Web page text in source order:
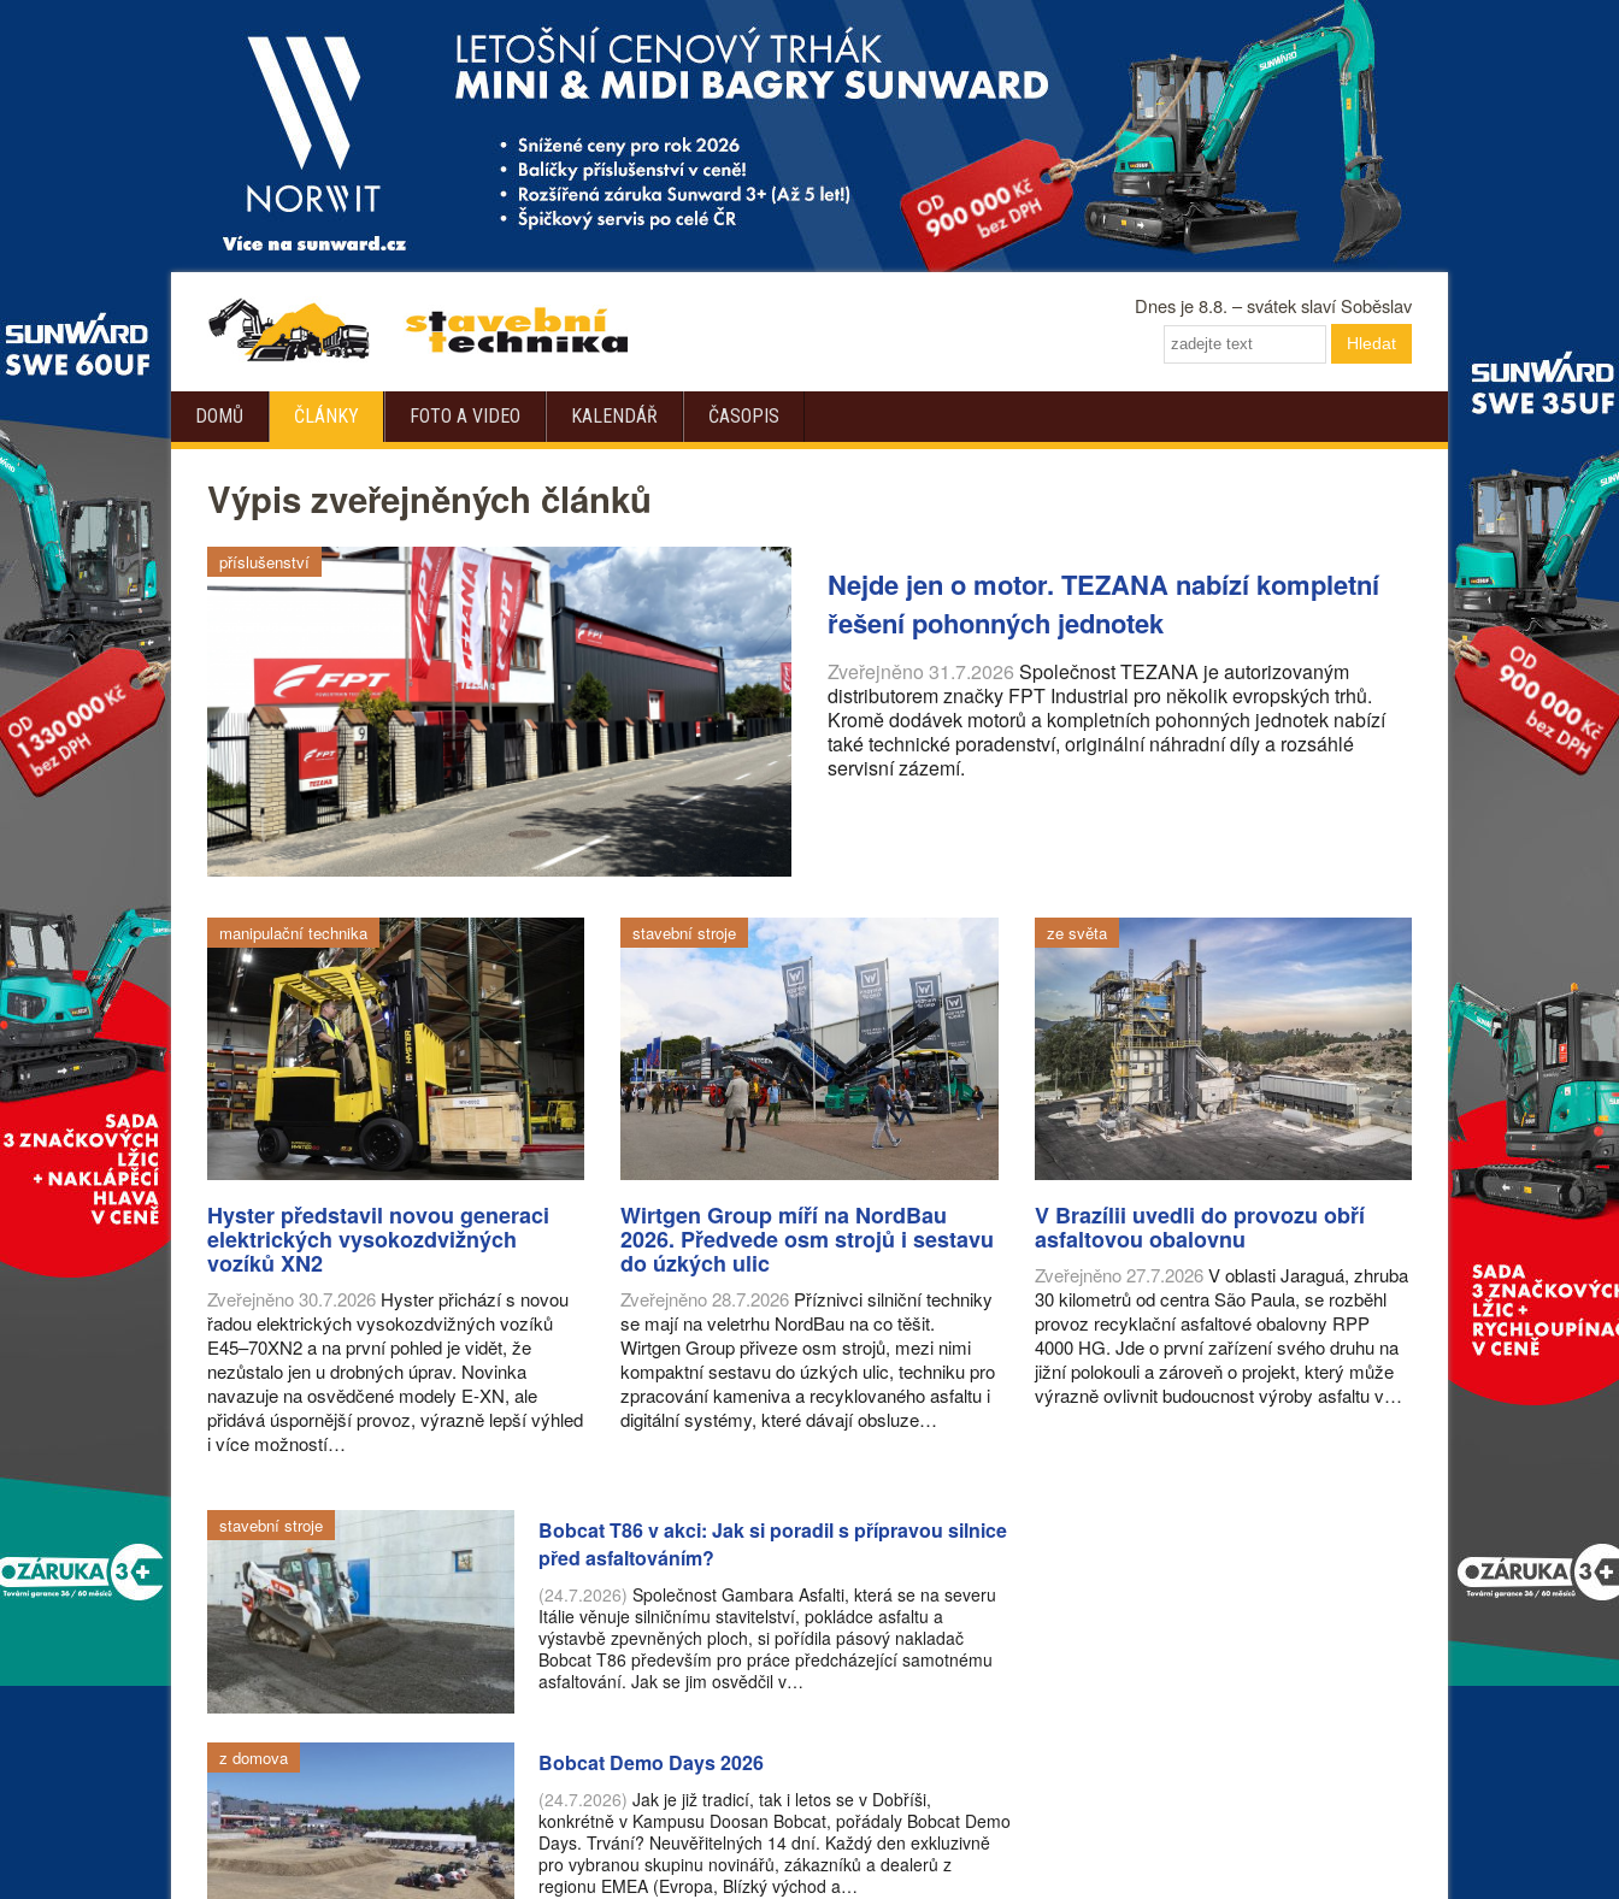
Dnes je 8.8. – svátek slaví Soběslav
Hledat
DOMŮ ČLÁNKY FOTO A VIDEO KALENDÁŘ ČASOPIS
Výpis zveřejněných článků
příslušenství
Nejde jen o motor. TEZANA nabízí kompletní
řešení pohonných jednotek
Zveřejněno 31.7.2026 Společnost TEZANA je autorizovaným
distributorem značky FPT Industrial pro několik evropských trhů.
Kromě dodávek motorů a kompletních pohonných jednotek nabízí
také technické poradenství, originální náhradní díly a rozsáhlé
servisní zázemí.
manipulační technika
Hyster představil novou generaci
elektrických vysokozdvižných
vozíků XN2
Zveřejněno 30.7.2026 Hyster přichází s novou
řadou elektrických vysokozdvižných vozíků
E45–70XN2 a na první pohled je vidět, že
nezůstalo jen u drobných úprav. Novinka
navazuje na osvědčené modely E-XN, ale
přidává úspornější provoz, výrazně lepší výhled
i více možností…
stavební stroje
Wirtgen Group míří na NordBau
2026. Předvede osm strojů i sestavu
do úzkých ulic
Zveřejněno 28.7.2026 Příznivci silniční techniky
se mají na veletrhu NordBau na co těšit.
Wirtgen Group přiveze osm strojů, mezi nimi
kompaktní sestavu do úzkých ulic, techniku pro
zpracování kameniva a recyklovaného asfaltu i
digitální systémy, které dávají obsluze…
ze světa
V Brazílii uvedli do provozu obří
asfaltovou obalovnu
Zveřejněno 27.7.2026V oblasti Jaraguá, zhruba
30 kilometrů od centra São Paula, se rozběhl
provoz recyklační asfaltové obalovny RPP
4000 HG. Jde o první zařízení svého druhu na
jižní polokouli a zároveň o projekt, který může
výrazně ovlivnit budoucnost výroby asfaltu v…
stavební stroje
Bobcat T86 v akci: Jak si poradil s přípravou silnice
před asfaltováním?
(24.7.2026) Společnost Gambara Asfalti, která se na severu
Itálie věnuje silničnímu stavitelství, pokládce asfaltu a
výstavbě zpevněných ploch, si pořídila pásový nakladač
Bobcat T86 především pro práce předcházející samotnému
asfaltování. Jak se jim osvědčil v…
z domova Bobcat Demo Days 2026
(24.7.2026) Jak je již tradicí, tak i letos se v Dobříši,
konkrétně v Kampusu Doosan Bobcat, pořádaly Bobcat Demo
Days. Trvání? Neuvěřitelných 14 dní. Každý den exkluzivně
pro vybranou skupinu novinářů, zákazníků a dealerů z
regionu EMEA (Evropa, Blízký východ a…